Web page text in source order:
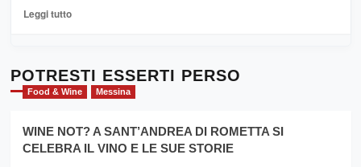
Sicilia
l’
evento
per
la
filiera
Leggi tuttoLeggi
Cronoscalata
Giarre
Montesalice
per
il
POTRESTI ESSERTI PERSO
Food & Wine Messina
WINE NOT? A SANT’ANDREA DI ROMETTA SI
CELEBRA IL VINO E LE SUE STORIE